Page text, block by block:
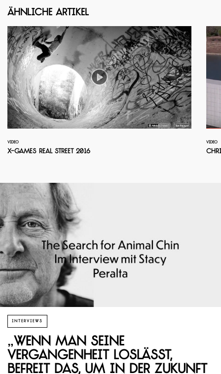
Ähnliche Artikel
VIDEO
X-Games Real Street 2016
VIDEO
INTERVIEWS
„Wenn man seine
Vergangenheit loslässt,
befreit das, um in der Zukunft